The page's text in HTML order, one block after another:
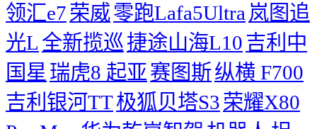
领汇e7荣威零跑Lafa5Ultra 岚图追
光L 全新揽巡捷途山海L10吉利中
国星 瑞虎8 起亚赛图斯纵横 F700
吉利银河TT极狐贝塔S3荣耀X80